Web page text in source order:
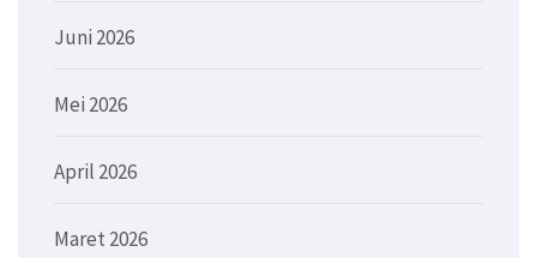
Juni 2026
Mei 2026
April 2026
Maret 2026